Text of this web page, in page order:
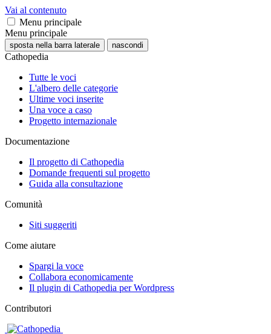
Vai al contenuto
Menu principale
Menu principale
sposta nella barra laterale nascondi
Cathopedia
Tutte le voci
L'albero delle categorie
Ultime voci inserite
Una voce a caso
Progetto internazionale
Documentazione
Il progetto di Cathopedia
Domande frequenti sul progetto
Guida alla consultazione
Comunità
Siti suggeriti
Come aiutare
Spargi la voce
Collabora economicamente
Il plugin di Cathopedia per Wordpress
Contributori